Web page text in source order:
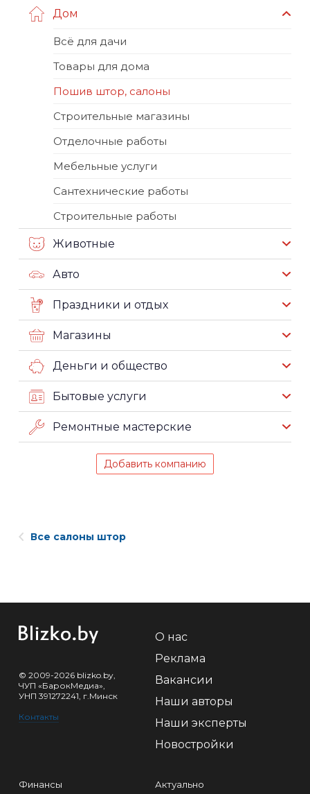
Дом
Всё для дачи
Товары для дома
Пошив штор, салоны
Строительные магазины
Отделочные работы
Мебельные услуги
Сантехнические работы
Строительные работы
Животные
Авто
Праздники и отдых
Магазины
Деньги и общество
Бытовые услуги
Ремонтные мастерские
Добавить компанию
Все салоны штор
© 2009-2026 blizko.by,
ЧУП «БарокМедиа»,
УНП 391272241, г.Минск
Контакты
О нас
Реклама
Вакансии
Наши авторы
Наши эксперты
Новостройки
Финансы Актуально